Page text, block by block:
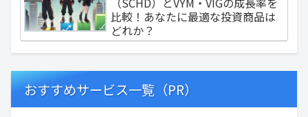
比較！あなたに最適な投資商品は
どれか？
おすすめサービス一覧（PR）